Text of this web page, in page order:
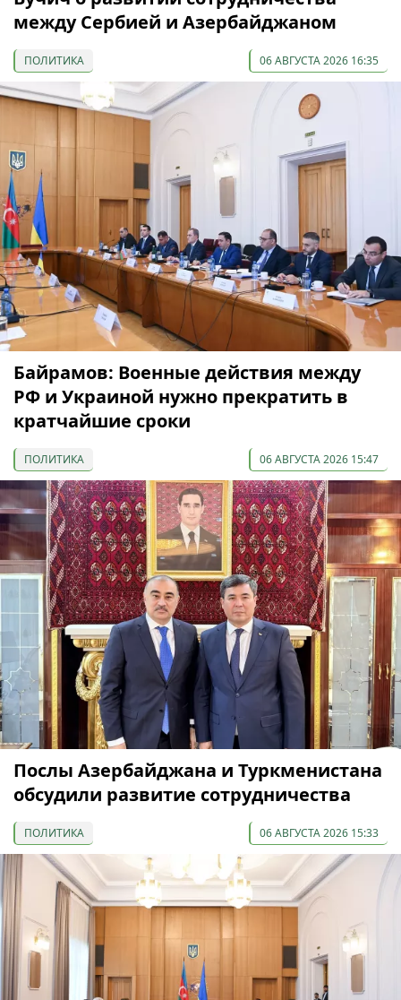
между Сербией и Азербайджаном
ПОЛИТИКА 06 АВГУСТА 2026 16:35
Байрамов: Военные действия между
РФ и Украиной нужно прекратить в
кратчайшие сроки
ПОЛИТИКА 06 АВГУСТА 2026 15:47
Послы Азербайджана и Туркменистана
обсудили развитие сотрудничества
ПОЛИТИКА 06 АВГУСТА 2026 15:33